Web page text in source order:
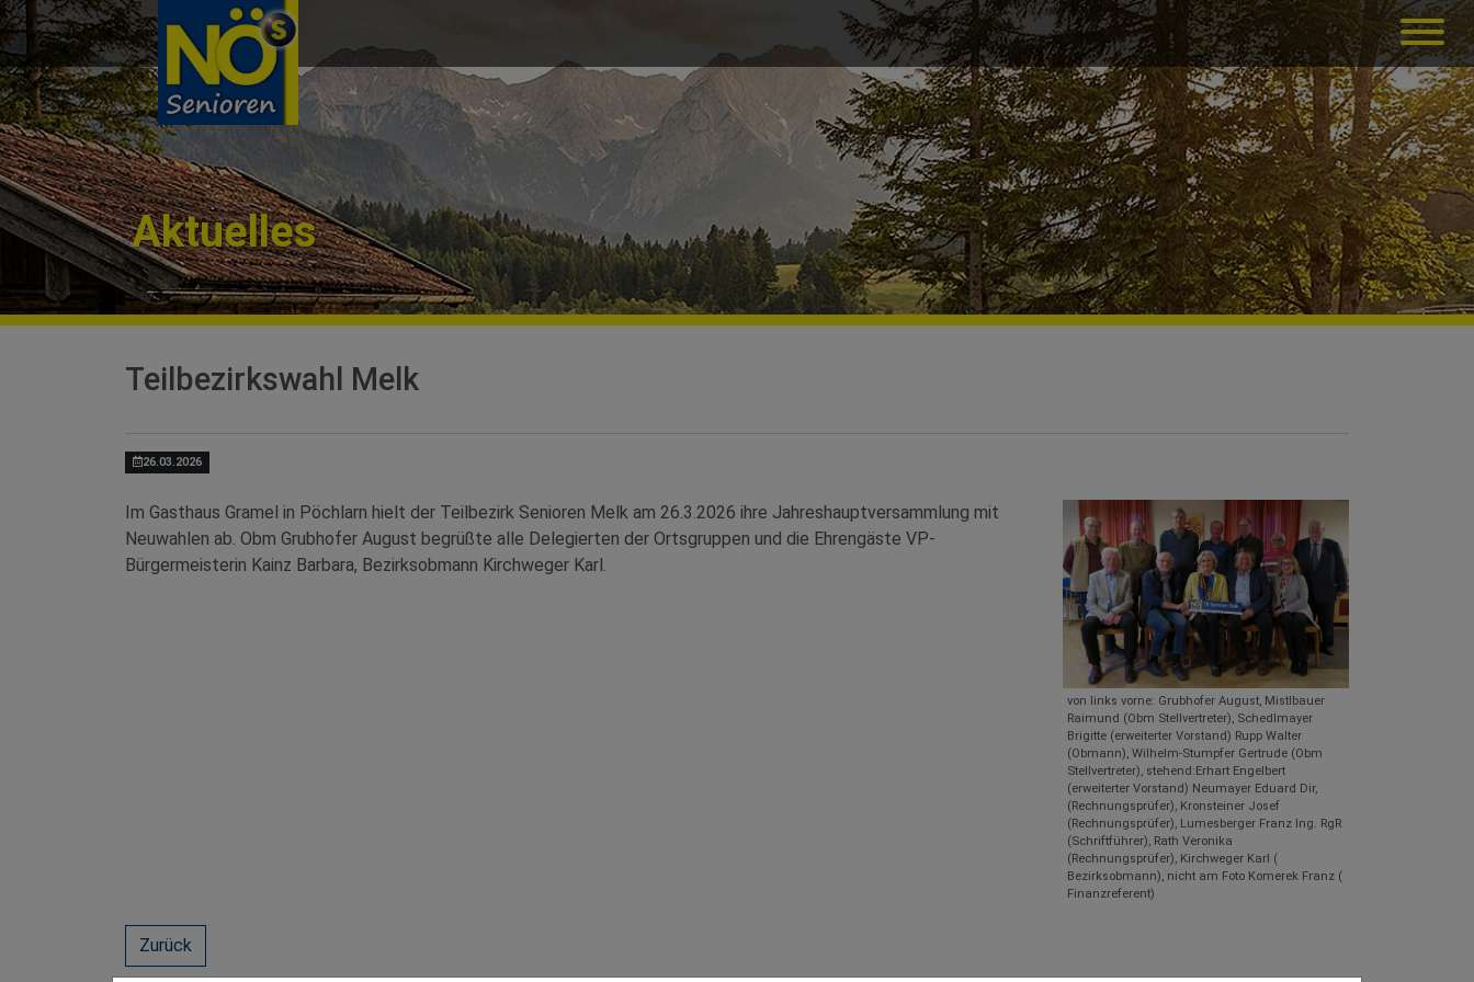
Direkt zur Hauptnavigation springen
Direkt zum Inhalt springen
Aktuelles
Teilbezirkswahl Melk
26.03.2026
Im Gasthaus Gramel in Pöchlarn hielt der Teilbezirk Senioren Melk am 26.3.2026 ihre Jahreshauptversammlung mit
Neuwahlen ab. Obm Grubhofer August begrüßte alle Delegierten der Ortsgruppen und die Ehrengäste VP-
Bürgermeisterin Kainz Barbara, Bezirksobmann Kirchweger Karl.
von links vorne: Grubhofer August, Mistlbauer
Raimund (Obm Stellvertreter), Schedlmayer
Brigitte (erweiterter Vorstand) Rupp Walter
(Obmann), Wilhelm-Stumpfer Gertrude (Obm
Stellvertreter), stehend:Erhart Engelbert
(erweiterter Vorstand) Neumayer Eduard Dir,
(Rechnungsprüfer), Kronsteiner Josef
(Rechnungsprüfer), Lumesberger Franz Ing. RgR
(Schriftführer), Rath Veronika
(Rechnungsprüfer), Kirchweger Karl (
Bezirksobmann), nicht am Foto Komerek Franz (
Finanzreferent)
Zurück